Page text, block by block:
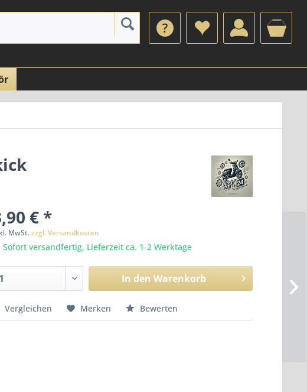
€ *
MwSt.zzgl. Versandkosten
Sofort versandfertig, Lieferzeit ca. 1-2 Werktage
In den Warenkorb
Vergleichen Merken Bewerten